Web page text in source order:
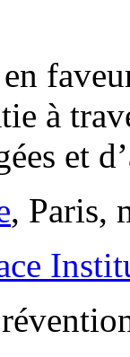
à
et
, Paris,